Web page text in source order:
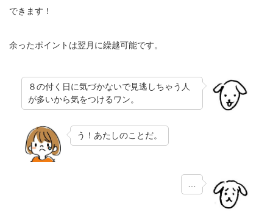
できます！
余ったポイントは翌月に繰越可能です。
８の付く日に気づかないで見逃しちゃう人
が多いから気をつけるワン。
う！あたしのことだ。
…